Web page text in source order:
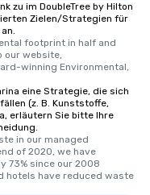
zu im DoubleTree by Hilton
Zielen/Strategien für
footprint in half and
our website,
winning Environmental,
eine Strategie, die sich
(z. B. Kunststoffe,
erläutern Sie bitte Ihre
in our managed
of 2020, we have
73% since our 2008
hotels have reduced waste